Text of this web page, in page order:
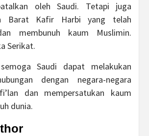
oleh Saudi. Tetapi juga
Barat Kafir Harbi yang telah
membunuh kaum Muslimin.
Serikat.
Saudi dapat melakukan
dengan negara-negara
dan mempersatukan kaum
dunia.